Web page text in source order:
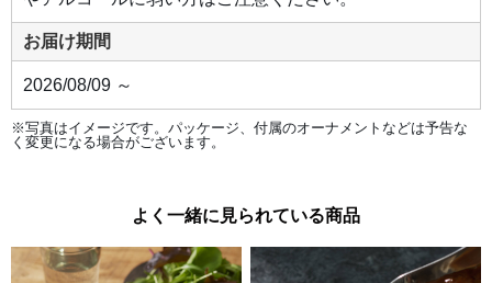
お届け期間
2026/08/09 ～
※写真はイメージです。パッケージ、付属のオーナメントなどは予告な
く変更になる場合がございます。
よく一緒に見られている商品